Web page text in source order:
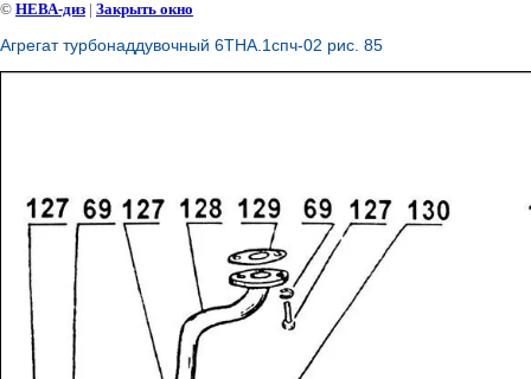
© НЕВА-диз | Закрыть окно
Агрегат турбонаддувочный 6ТНА.1спч-02 рис. 85